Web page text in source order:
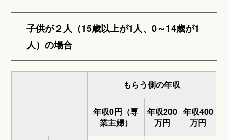
子供が２人（15歳以上が1人、0～14歳が1
人）の場合
もらう側の年収
年収0円（専
業主婦）
年収200
万円
年収400
万円